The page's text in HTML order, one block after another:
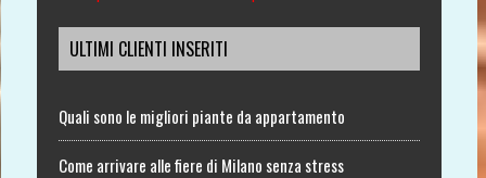
ULTIMI CLIENTI INSERITI
Quali sono le migliori piante da appartamento
Come arrivare alle fiere di Milano senza stress